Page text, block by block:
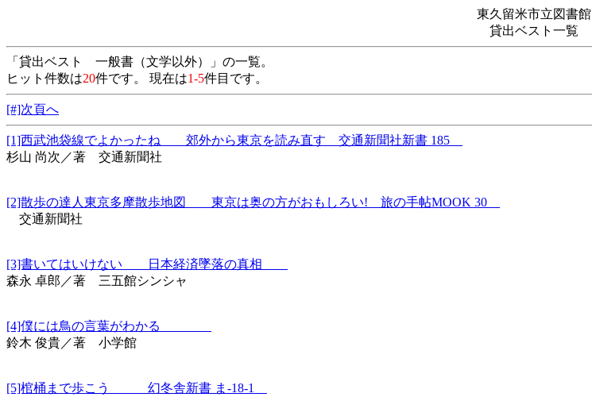
東久留米市立図書館
貸出ベスト一覧
「貸出ベスト 一般書（文学以外）」の一覧。
ヒット件数は20件です。 現在は1-5件目です。
[#]次頁へ
[1]西武池袋線でよかったね 郊外から東京を読み直す 交通新聞社新書 185
杉山 尚次／著 交通新聞社
[2]散歩の達人東京多摩散歩地図 東京は奥の方がおもしろい! 旅の手帖MOOK 30
交通新聞社
[3]書いてはいけない 日本経済墜落の真相
森永 卓郎／著 三五館シンシャ
[4]僕には鳥の言葉がわかる
鈴木 俊貴／著 小学館
[5]棺桶まで歩こう 幻冬舎新書 ま-18-1